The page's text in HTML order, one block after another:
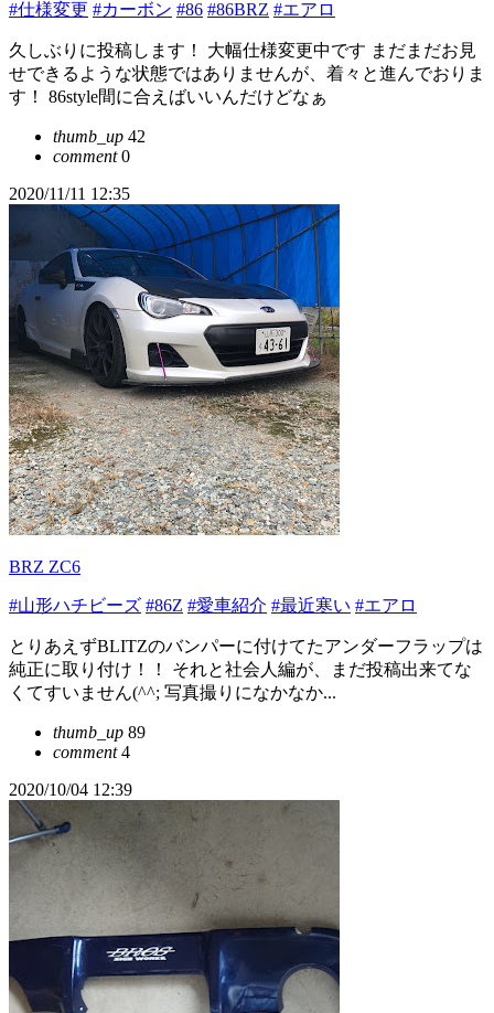
#仕様変更 #カーボン #86 #86BRZ #エアロ
久しぶりに投稿します！ 大幅仕様変更中です まだまだお見
せできるような状態ではありませんが、着々と進んでおりま
す！ 86style間に合えばいいんだけどなぁ
thumb_up 42
comment0
2020/11/11 12:35
BRZ ZC6
#山形ハチビーズ #86Z #愛車紹介 #最近寒い #エアロ
とりあえずBLITZのバンパーに付けてたアンダーフラップは
純正に取り付け！！ それと社会人編が、まだ投稿出来てな
くてすいません(^^; 写真撮りになかなか...
thumb_up 89
comment4
2020/10/04 12:39